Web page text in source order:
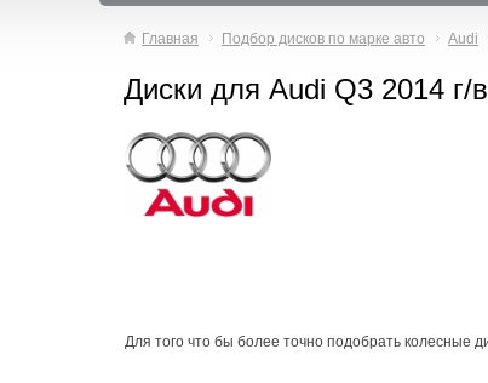
Главная Подбор дисков по марке авто Audi
Диски для Audi Q3 2014 г/
Для того что бы более точно подобрать колесные